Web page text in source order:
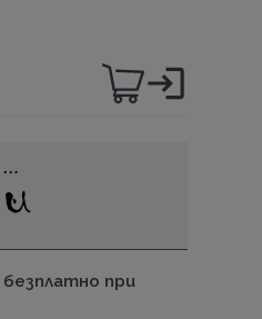
безплатно при